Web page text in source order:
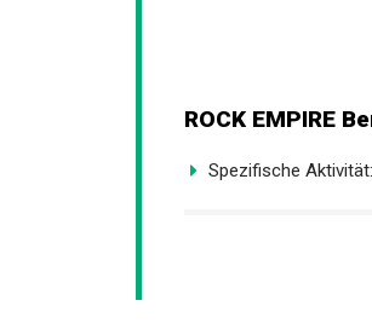
ROCK EMPIRE
Spezifische